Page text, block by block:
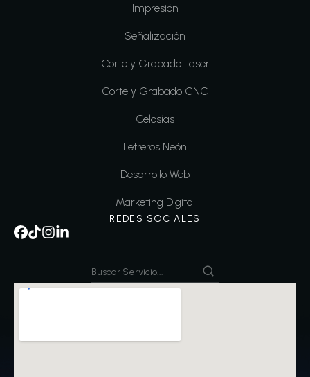
Impresión
Señalización
Corte y Grabado Láser
Corte y Grabado CNC
Celosías
Letreros Neón
Desarrollo Web
Marketing Digital
REDES SOCIALES